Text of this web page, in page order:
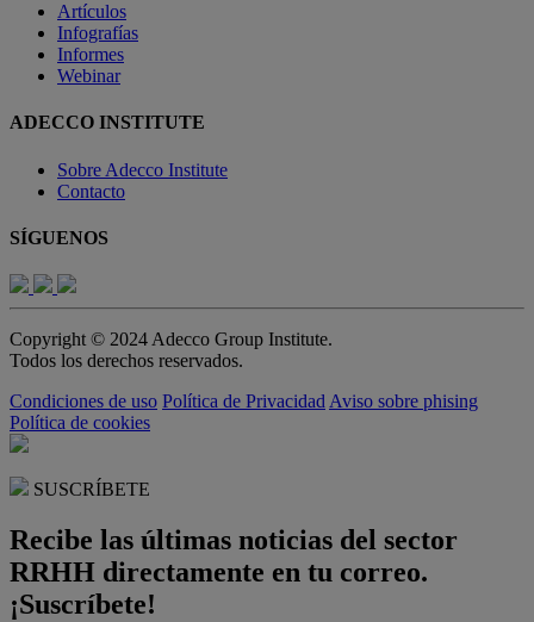
Artículos
Infografías
Informes
Webinar
ADECCO INSTITUTE
Sobre Adecco Institute
Contacto
SÍGUENOS
Copyright © 2024 Adecco Group Institute.
Todos los derechos reservados.
Condiciones de uso Política de Privacidad Aviso sobre phising
Política de cookies
SUSCRÍBETE
Recibe las últimas noticias del sector
RRHH directamente en tu correo.
¡Suscríbete!